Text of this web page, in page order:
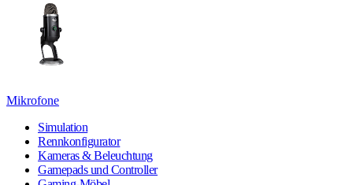
Mikrofone
Simulation
Rennkonfigurator
Kameras & Beleuchtung
Gamepads und Controller